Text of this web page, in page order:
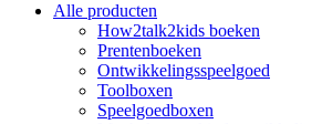
Alle producten
How2talk2kids boeken
Prentenboeken
Ontwikkelingsspeelgoed
Toolboxen
Speelgoedboxen